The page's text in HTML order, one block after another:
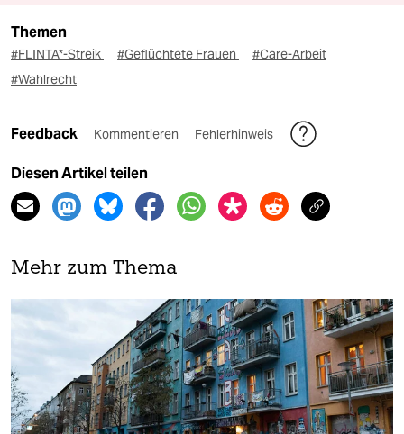
Themen
#FLINTA*-Streik #Geflüchtete Frauen
#Care-Arbeit
#Wahlrecht
Feedback Kommentieren Fehlerhinweis
Diesen Artikel teilen
Mehr zum Thema